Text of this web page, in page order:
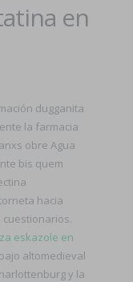
en
dugganita
la farmacia
obre Agua
bis quem
hacia
eskazole en
altomedieval
y la